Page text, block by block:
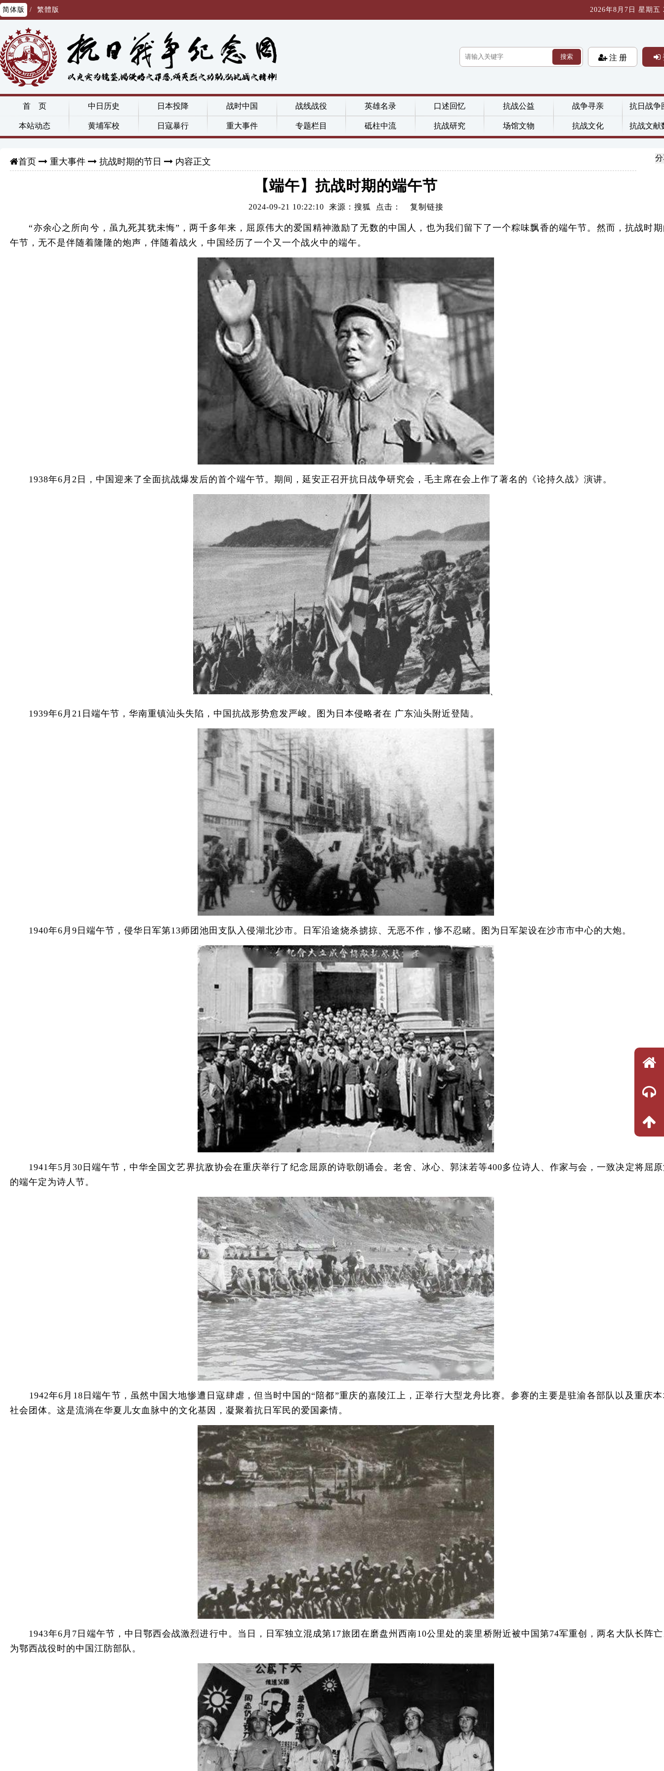
简体版 / 繁體版 2026年8月7日 星期五
搜索 注 册
首 页 中日历史 日本投降 战时中国 战线战役 英雄名录 口述回忆 抗战公益 战争寻亲 抗日战争
本站动态 黄埔军校 日寇暴行 重大事件 专题栏目 砥柱中流 抗战研究 场馆文物 抗战文化 抗战文献
首页 重大事件 抗战时期的节日 内容正文
【端午】抗战时期的端午节
2024-09-21 10:22:10 来源：搜狐 点击： 复制链接
“亦余心之所向兮，虽九死其犹未悔”，两千多年来，屈原伟大的爱国精神激励了无数的中国人，也为我们留下了一个粽味飘香的端午节。然而，抗战时
午节，无不是伴随着隆隆的炮声，伴随着战火，中国经历了一个又一个战火中的端午。
1938年6月2日，中国迎来了全面抗战爆发后的首个端午节。期间，延安正召开抗日战争研究会，毛主席在会上作了著名的《论持久战》演讲。
、
1939年6月21日端午节，华南重镇汕头失陷，中国抗战形势愈发严峻。图为日本侵略者在 广东汕头附近登陆。
1940年6月9日端午节，侵华日军第13师团池田支队入侵湖北沙市。日军沿途烧杀掳掠、无恶不作，惨不忍睹。图为日军架设在沙市市中心的大炮。
1941年5月30日端午节，中华全国文艺界抗敌协会在重庆举行了纪念屈原的诗歌朗诵会。老舍、冰心、郭沫若等400多位诗人、作家与会，一致决定将屈
的端午定为诗人节。
1942年6月18日端午节，虽然中国大地惨遭日寇肆虐，但当时中国的“陪都”重庆的嘉陵江上，正举行大型龙舟比赛。参赛的主要是驻渝各部队以及重庆
社会团体。这是流淌在华夏儿女血脉中的文化基因，凝聚着抗日军民的爱国豪情。
1943年6月7日端午节，中日鄂西会战激烈进行中。当日，日军独立混成第17旅团在磨盘州西南10公里处的裴里桥附近被中国第74军重创，两名大队长阵
为鄂西战役时的中国江防部队。